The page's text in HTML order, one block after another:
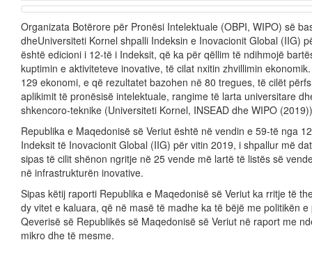
Organizata Botërore për Pronësi Intelektuale (OBPI, WIPO) së
dheUniversiteti Kornel shpalli Indeksin e Inovacionit Global (IIG)
është edicioni i 12-të i Indeksit, që ka për qëllim të ndihmojë
kuptimin e aktiviteteve inovative, të cilat nxitin zhvillimin
129 ekonomi, e që rezultatet bazohen në 80 tregues, të cilët
aplikimit të pronësisë intelektuale, rangime të larta universitare
shkencoro-teknike (Universiteti Kornel, INSEAD dhe WIPO (2019))
Republika e Maqedonisë së Veriut është në vendin e 59-të nga
Indeksit të Inovacionit Global (IIG) për vitin 2019, i shpallur më
sipas të cilit shënon ngritje në 25 vende më lartë të listës së
në infrastrukturën inovative.
Sipas këtij raporti Republika e Maqedonisë së Veriut ka rritje të
dy vitet e kaluara, që në masë të madhe ka të bëjë me politikën
Qeverisë së Republikës së Maqedonisë së Veriut në raport me
mikro dhe të mesme.